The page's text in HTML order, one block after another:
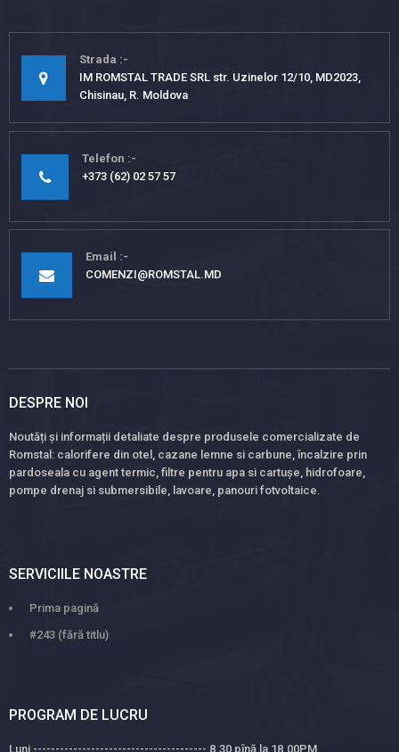
Strada
IM ROMSTAL TRADE SRL str. Uzinelor 12/10, MD2023,
Chisinau, R. Moldova
Telefon
+373 (62) 02 57 57
Email
COMENZI@ROMSTAL.MD
DESPRE NOI
Noutăți și informații detaliate despre produsele comercializate de
Romstal: calorifere din otel, cazane lemne si carbune, încalzire prin
pardoseala cu agent termic, filtre pentru apa si cartușe, hidrofoare,
pompe drenaj si submersibile, lavoare, panouri fotvoltaice.
SERVICIILE NOASTRE
Prima pagină
#243 (fără titlu)
PROGRAM DE LUCRU
Luni --------------------------------------- 8.30 pînă la 18.00PM